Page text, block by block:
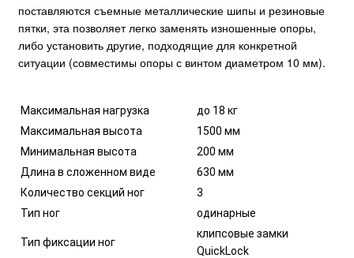
поставляются съемные металлические шипы и резиновые
пятки, эта позволяет легко заменять изношенные опоры,
либо установить другие, подходящие для конкретной
ситуации (совместимы опоры с винтом диаметром 10 мм).
Максимальная нагрузка
до 18 кг
Максимальная высота
1500 мм
Минимальная высота
200 мм
Длина в сложенном виде
630 мм
Количество секций ног
3
Тип ног
одинарные
Тип фиксации ног
клипсовые замки
QuickLock